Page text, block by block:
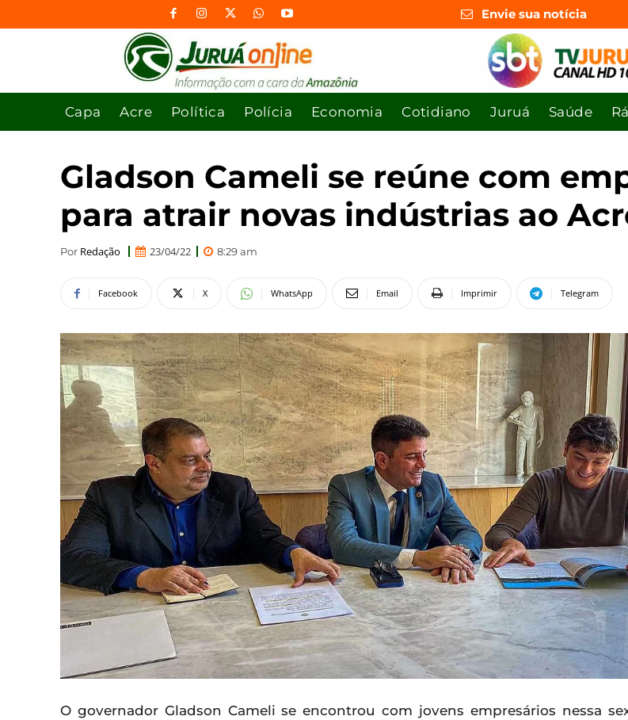
Envie sua notícia
Capa Acre Política Polícia Economia Cotidiano Juruá Saúde
Gladson Cameli se reúne com
para atrair novas indústrias ao
Por Redação 23/04/22 8:29 am
Facebook X WhatsApp Email Imprimir Telegram
O governador Gladson Cameli se encontrou com jovens empresários nessa